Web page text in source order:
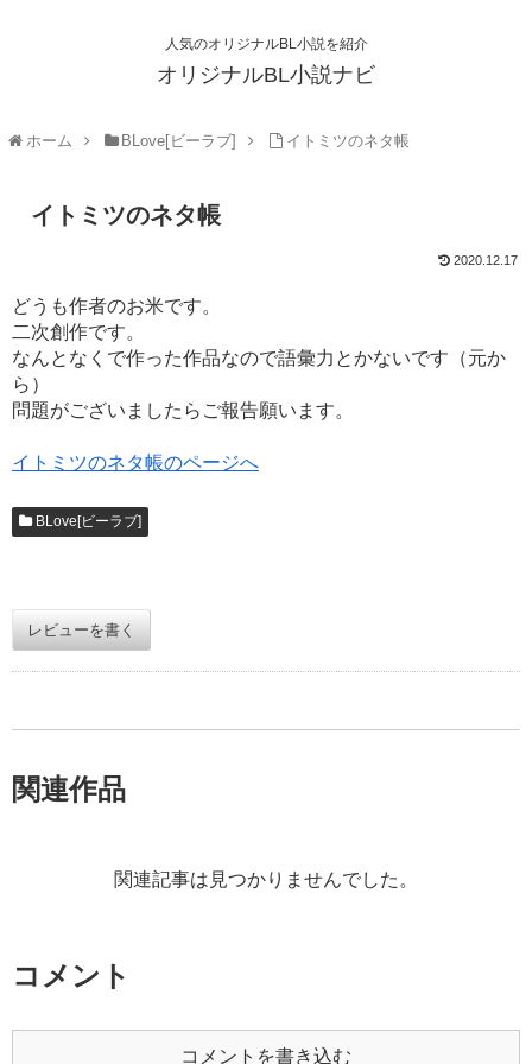
人気のオリジナルBL小説を紹介
オリジナルBL小説ナビ
ホーム BLove[ビーラブ] イトミツのネタ帳
イトミツのネタ帳
2020.12.17
どうも作者のお米です。
二次創作です。
なんとなくで作った作品なので語彙力とかないです（元か
ら）
問題がございましたらご報告願います。
イトミツのネタ帳のページへ
BLove[ビーラブ]
レビューを書く
関連作品
関連記事は見つかりませんでした。
コメント
コメントを書き込む